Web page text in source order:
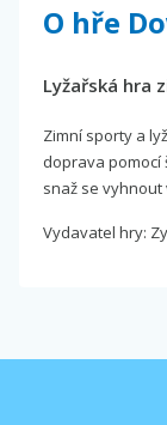
O hře
Lyžařská hra
Zimní sporty a
doprava pomocí
snaž se vyhnout
Vydavatel hry: